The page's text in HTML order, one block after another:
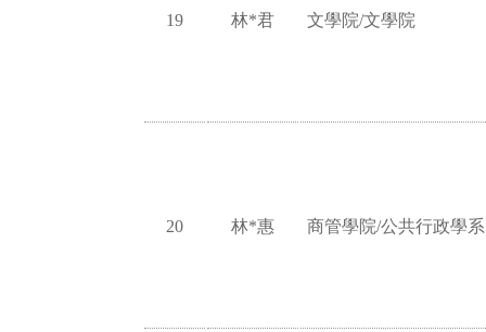
19 林*君 文學院/文學院
20 林*惠 商管學院/公共行政學系